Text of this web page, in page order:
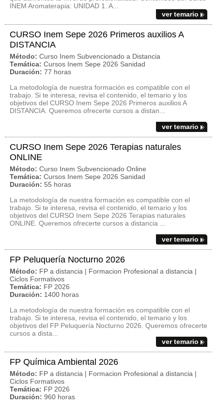
INEM Aromaterapia: UNIDAD 1. A...
ver temario
CURSO Inem Sepe 2026 Primeros auxilios A
DISTANCIA
Método: Curso Inem Subvencionado a Distancia
Temática: Cursos Inem Sepe 2026 Sanidad
Duración: 77 horas
La metodología de nuestra formación es compatible con el
trabajo. Si te interesa, revisa el contenido, el temario y los
objetivos del CURSO Inem Sepe 2026 Primeros auxilios A
DISTANCIA. Queremos ofrecerte cursos a distan...
ver temario
CURSO Inem Sepe 2026 Terapias naturales
ONLINE
Método: Curso Inem Subvencionado Online
Temática: Cursos Inem Sepe 2026 Sanidad
Duración: 55 horas
La metodología de nuestra formación es compatible con el
trabajo. Si te interesa, revisa el contenido, el temario y los
objetivos del CURSO Inem Sepe 2026 Terapias naturales
ONLINE. Queremos ofrecerte cursos a distancia ...
ver temario
FP Peluquería Nocturno 2026
Método: FP a distancia | Formacion Profesional a distancia |
Ciclos Formativos
Temática: FP 2026
Duración: 1400 horas
La metodología de nuestra formación es compatible con el
trabajo. Si te interesa, revisa el contenido, el temario y los
objetivos del FP Peluquería Nocturno 2026. Queremos ofrecerte
cursos a dista...
ver temario
FP Química Ambiental 2026
Método: FP a distancia | Formacion Profesional a distancia |
Ciclos Formativos
Temática: FP 2026
Duración: 960 horas